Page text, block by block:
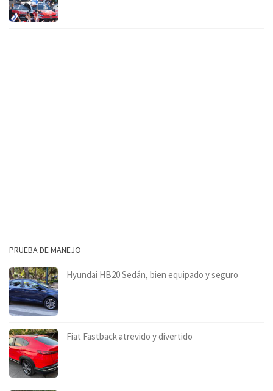
PRUEBA DE MANEJO
Hyundai HB20 Sedán, bien equipado y seguro
Fiat Fastback atrevido y divertido